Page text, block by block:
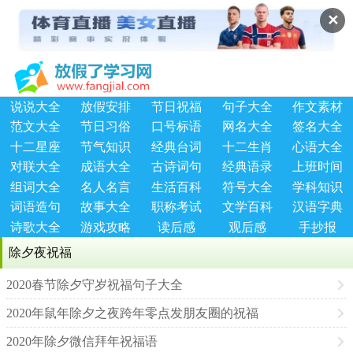
✕
说说大全 放假安排 节日祝福 句子大全
作文素材
范文大全
节日习俗 口号标语 网名大全
签名大全
十二星座
节气知识 经典台词 十二生肖
心语大全
对联大全
成语大全 古诗词句 经典语录
上班时间
组词大全
名人名言 生活百科 符号大全
学科知识
词语造句
故事大全 职称考试 文学百科
汉语字典
诗歌大全
游戏攻略 读后感 观后感
手抄报
除夕夜祝福
2020春节除夕守岁祝福句子大全
2020年鼠年除夕之夜跨年零点发朋友圈的祝福
2020年除夕微信拜年祝福语